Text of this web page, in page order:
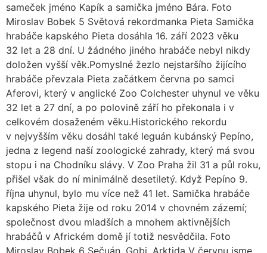
sameček jméno Kapík a samička jméno Bára. Foto
Miroslav Bobek 5 Světová rekordmanka Pieta Samička
hrabáče kapského Pieta dosáhla 16. září 2023 věku
32 let a 28 dní. U žádného jiného hrabáče nebyl nikdy
doložen vyšší věk.Pomyslné žezlo nejstaršího žijícího
hrabáče převzala Pieta začátkem června po samci
Aferovi, který v anglické Zoo Colchester uhynul ve věku
32 let a 27 dní, a po polovině září ho překonala i v
celkovém dosaženém věku.Historického rekordu
v nejvyšším věku dosáhl také leguán kubánský Pepíno,
jedna z legend naší zoologické zahrady, který má svou
stopu i na Chodníku slávy. V Zoo Praha žil 31 a půl roku,
přišel však do ní minimálně desetiletý. Když Pepíno 9.
října uhynul, bylo mu více než 41 let. Samička hrabáče
kapského Pieta žije od roku 2014 v chovném zázemí;
společnost dvou mladších a mnohem aktivnějších
hrabáčů v Africkém domě jí totiž nesvědčila. Foto